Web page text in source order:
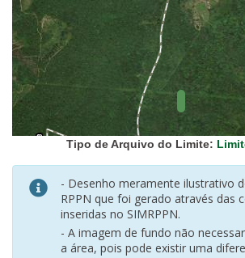
Vegetação
(IBGE)
Rodovias
(IBGE)
(IBGE)
Tipo de Arquivo do Limite:
- Desenho meramente ilustrativo
RPPN que foi gerado através das
inseridas no SIMRPPN.
- A imagem de fundo não
a área, pois pode existir uma